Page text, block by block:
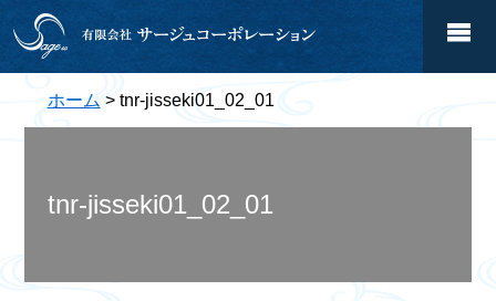
ホーム > tnr-jisseki01_02_01
tnr-jisseki01_02_01